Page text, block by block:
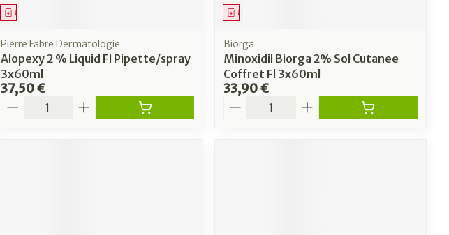
Médicament
Pierre Fabre Dermatologie
Alopexy 2 % Liquid Fl Pipette/spray
3x60ml
37,50 €
Quantité
Médicament
Biorga
Minoxidil Biorga 2% Sol Cutanee
Coffret Fl 3x60ml
33,90 €
Quantité